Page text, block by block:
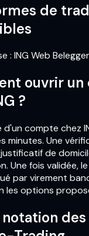
de
: ING Web
ouvrir
?
d'un compte chez
minutes. Une
de
Une fois validée,
par virement
les options